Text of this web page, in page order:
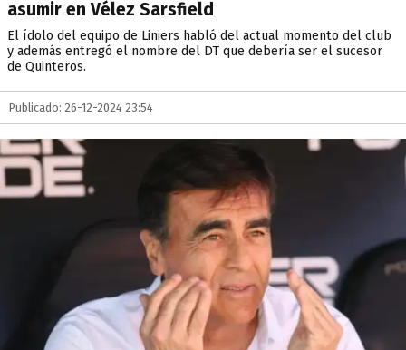
asumir en Vélez Sarsfield
El ídolo del equipo de Liniers habló del actual momento del club
y además entregó el nombre del DT que debería ser el sucesor
de Quinteros.
Publicado: 26-12-2024 23:54